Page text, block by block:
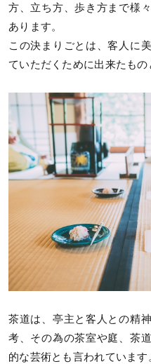
方、立ち方、歩き方まで様
あります。
この決まりごとは、客人に
ていただくために出来たもの
茶道は、亭主と客人との精
考、その為の茶室や庭、茶
的な芸術とも言われています